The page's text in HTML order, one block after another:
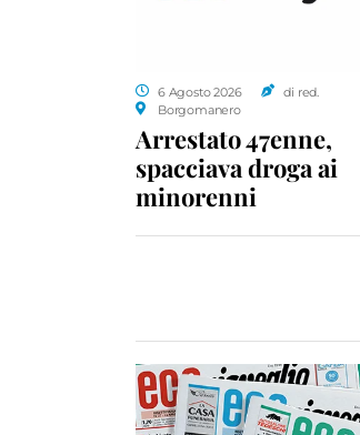
6 Agosto 2026
di red.
Borgomanero
Arrestato 47enne,
spacciava droga ai
minorenni